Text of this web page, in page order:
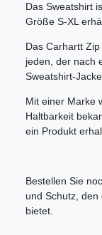
Das Sweatshirt
Größe S-XL
Das Carhartt
jeden, der nach
Sweatshirt-
Mit einer Marke
Haltbarkeit
ein Produkt
Bestellen Sie
und Schutz,
bietet.